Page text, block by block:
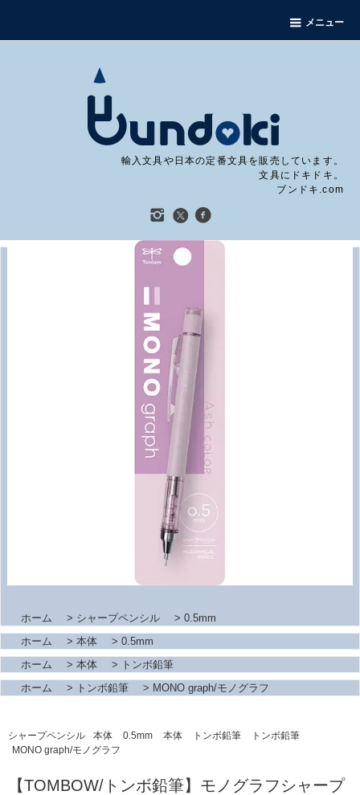
メニュー
輸入文具や日本の定番文具を販売しています。
文具にドキドキ。
ブンドキ.com
ホーム > シャープペンシル > 0.5mm
ホーム
> 本体 > 0.5mm
ホーム
> 本体 >
トンボ鉛筆
ホーム
> トンボ鉛筆 > MONO graph/モノグラフ
シャープペンシル 本体 0.5mm 本体 トンボ鉛筆
トンボ鉛筆
MONO graph/モノグラフ
【TOMBOW/トンボ鉛筆】モノグラフシャープ